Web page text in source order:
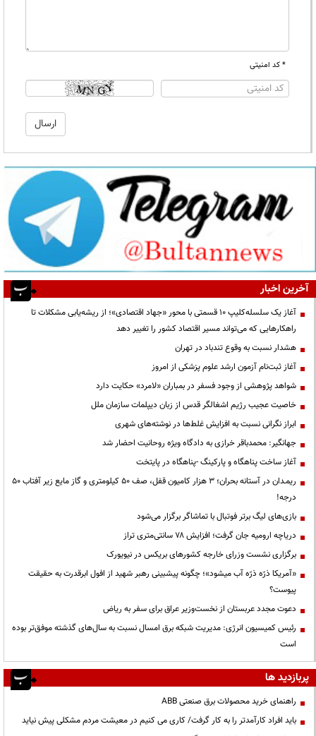
* کد امنیتی
آخرین اخبار
آغاز یک سلسله‌کلیپ ۱۰ قسمتی با محور «جهاد اقتصادی»؛ از ریشه‌یابی مشکلات تا
راهکارهایی که می‌تواند مسیر اقتصاد کشور را تغییر دهد
هشدار نسبت به وقوع تندباد در تهران
آغاز ثبت‌نام آزمون ارشد علوم پزشکی از امروز
شواهد پژوهشی از وجود فسفر در بمباران «لامرد» حکایت دارد
خاصیت عجیب رژیم اشغالگر قدس از زبان دیپلمات سازمان ملل
ابراز نگرانی نسبت به افزایش غلط‌ها در نوشته‌های شهری
جهانگیر: محمدباقر خرازی به دادگاه ویژه روحانیت احضار شد
آغاز ساخت پناهگاه و پارکینگ -پناهگاه در پایتخت
ریمـدان در آستانه بحران؛ ۳ هزار کامیون قفل، صف ۵۰ کیلومتری و گاز مایع زیر آفتاب ۵۰
درجه!
بازی‌های لیگ برتر فوتبال با تماشاگر برگزار می‌شود
دریاچه ارومیه جان گرفت؛ افزایش ۷۸ سانتی‌متری تراز
برگزاری نشست وزرای خارجه کشورهای بریکس در نیویورک
«آمریکا ذرّه ذرّه آب میشود»؛ چگونه پیشبینی رهبر شهید از افول ابرقدرت به حقیقت
پیوست؟
دعوت مجدد عربستان از نخست‌وزیر عراق برای سفر به ریاض
رئیس کمیسیون انرژی: مدیریت شبکه برق امسال نسبت به سال‌های گذشته موفق‌تر بوده
است
پربازدید ها
راهنمای خرید محصولات برق صنعتی ABB
باید افراد کارآمدتر را به کار گرفت/ کاری می کنیم در معیشت مردم مشکلی پیش نیاید